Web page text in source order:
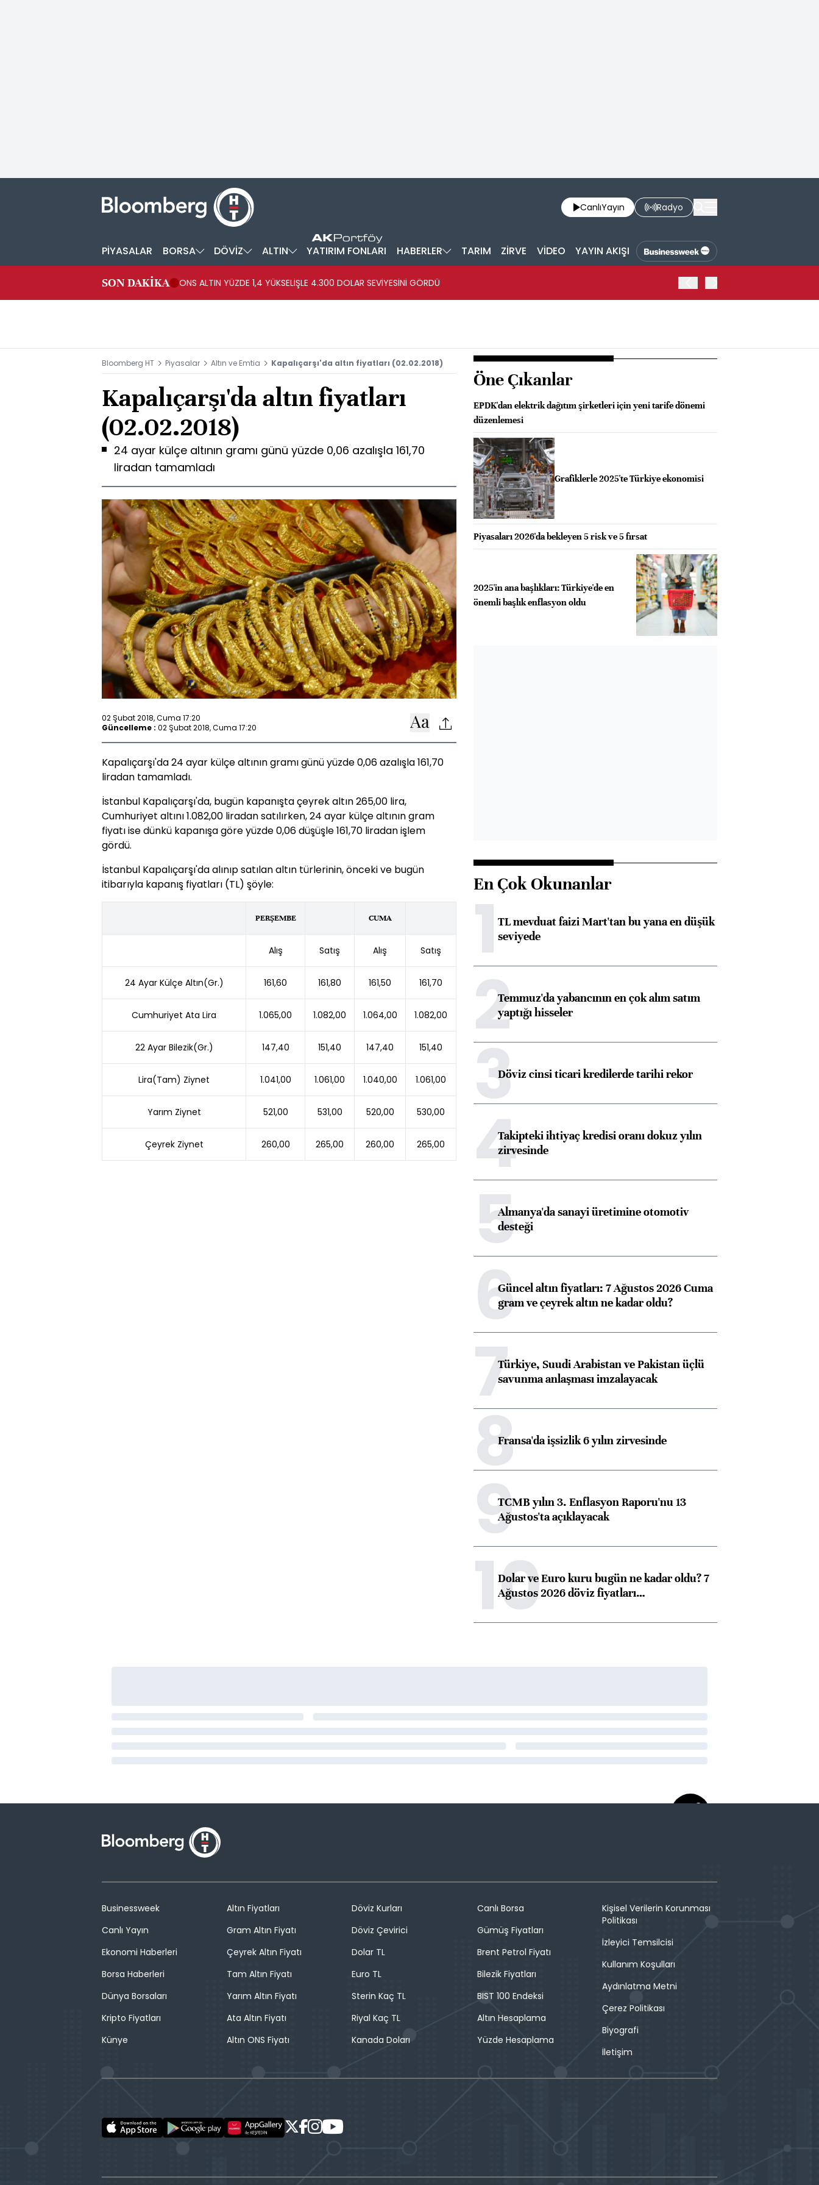
CanlıYayın Radyo
PİYASALAR BORSA DÖVİZ ALTIN YATIRIM FONLARI HABERLER TARIM ZİRVE VİDEO YAYIN AKIŞI
SON DAKİKA ONS ALTIN YÜZDE 1,4 YÜKSELİŞLE 4.300 DOLAR SEVİYESİNİ GÖRDÜ
Bloomberg HT Piyasalar Altın ve Emtia Kapalıçarşı'da altın fiyatları (02.02.2018)
Kapalıçarşı'da altın fiyatları
(02.02.2018)
24 ayar külçe altının gramı günü yüzde 0,06 azalışla 161,70
liradan tamamladı
02 Şubat 2018, Cuma 17:20
Güncelleme : 02 Şubat 2018, Cuma 17:20
Kapalıçarşı'da 24 ayar külçe altının gramı günü yüzde 0,06 azalışla 161,70
liradan tamamladı.
İstanbul Kapalıçarşı'da, bugün kapanışta çeyrek altın 265,00 lira,
Cumhuriyet altını 1.082,00 liradan satılırken, 24 ayar külçe altının gram
fiyatı ise dünkü kapanışa göre yüzde 0,06 düşüşle 161,70 liradan işlem
gördü.
İstanbul Kapalıçarşı'da alınıp satılan altın türlerinin, önceki ve bugün
itibarıyla kapanış fiyatları (TL) şöyle:
PERŞEMBE CUMA
Alış Satış Alış Satış
24 Ayar Külçe Altın(Gr.) 161,60 161,80 161,50 161,70
Cumhuriyet Ata Lira 1.065,00 1.082,00 1.064,00 1.082,00
22 Ayar Bilezik(Gr.) 147,40 151,40 147,40 151,40
Lira(Tam) Ziynet 1.041,00 1.061,00 1.040,00 1.061,00
Yarım Ziynet 521,00 531,00 520,00 530,00
Çeyrek Ziynet 260,00 265,00 260,00 265,00
Öne Çıkanlar
EPDK'dan elektrik dağıtım şirketleri için yeni tarife dönemi
düzenlemesi
Grafiklerle 2025'te Türkiye ekonomisi
Piyasaları 2026'da bekleyen 5 risk ve 5 fırsat
2025'in ana başlıkları: Türkiye'de en
önemli başlık enflasyon oldu
En Çok Okunanlar
1TL mevduat faizi Mart'tan bu yana en düşük
seviyede
2Temmuz'da yabancının en çok alım satım
yaptığı hisseler
3Döviz cinsi ticari kredilerde tarihi rekor
4Takipteki ihtiyaç kredisi oranı dokuz yılın
zirvesinde
5Almanya'da sanayi üretimine otomotiv
desteği
6Güncel altın fiyatları: 7 Ağustos 2026 Cuma
gram ve çeyrek altın ne kadar oldu?
7Türkiye, Suudi Arabistan ve Pakistan üçlü
savunma anlaşması imzalayacak
8Fransa'da işsizlik 6 yılın zirvesinde
9TCMB yılın 3. Enflasyon Raporu'nu 13
Ağustos'ta açıklayacak
10
Dolar ve Euro kuru bugün ne kadar oldu? 7
Ağustos 2026 döviz fiyatları…
Businessweek
Canlı Yayın
Ekonomi Haberleri
Borsa Haberleri
Dünya Borsaları
Kripto Fiyatları
Künye
Altın Fiyatları
Gram Altın Fiyatı
Çeyrek Altın Fiyatı
Tam Altın Fiyatı
Yarım Altın Fiyatı
Ata Altın Fiyatı
Altın ONS Fiyatı
Döviz Kurları
Döviz Çevirici
Dolar TL
Euro TL
Sterin Kaç TL
Riyal Kaç TL
Kanada Doları
Canlı Borsa
Gümüş Fiyatları
Brent Petrol Fiyatı
Bilezik Fiyatları
BIST 100 Endeksi
Altın Hesaplama
Yüzde Hesaplama
Kişisel Verilerin Korunması
Politikası
İzleyici Temsilcisi
Kullanım Koşulları
Aydınlatma Metni
Çerez Politikası
Biyografi
İletişim